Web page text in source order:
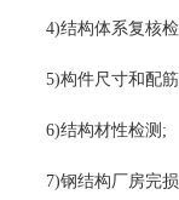
4)结构体系复核
5)构件尺寸和配
6)结构材性检测;
7)钢结构厂房完